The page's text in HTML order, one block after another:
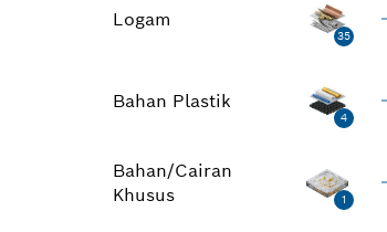
Logam
35
Bahan Plastik
4
Bahan/Cairan
Khusus
1